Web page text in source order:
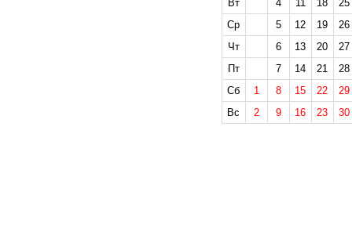
Вт
4 11 18
25
Ср
5 12 19
26
Чт
6 13 20
27
Пт
7 14 21
28
Сб
1 8 15 22
29
Вс
2 9 16 23 30